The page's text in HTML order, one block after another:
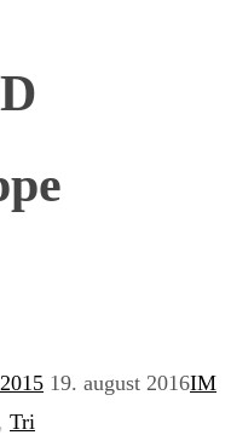
19. august 2016IM
Tri